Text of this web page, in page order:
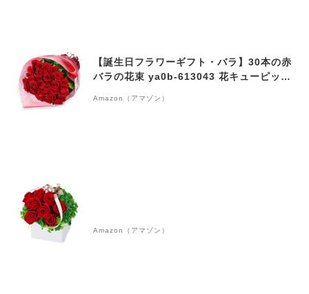
【誕生日フラワーギフト・バラ】30本の赤
バラの花束 ya0b-613043 花キューピット
Amazon（アマゾン）
Amazon（アマゾン）